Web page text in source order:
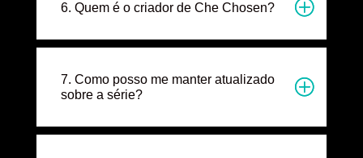
6. Quem é o criador de Che Chosen?
7. Como posso me manter atualizado
sobre a série?